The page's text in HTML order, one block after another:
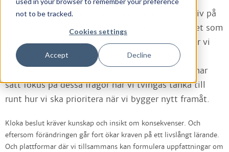
not to be tracked.
Cookies settings
Accept Decline
utvecklingen ändrar förutsättningarna för våra liv på
sätt som vi har svårt att förstå och i en hastighet som
svindlar. Och mitt i den här turbulensen behöver vi
alla vara med och påverka hur vi vill ha det i
framtiden. Inte minst den pågående pandemin har
satt fokus på dessa frågor när vi tvingas tänka till
runt hur vi ska prioritera när vi bygger nytt framåt.
Kloka beslut kräver kunskap och insikt om konsekvenser. Och
eftersom förändringen går fort ökar kraven på ett livslångt lärande.
Och plattformar där vi tillsammans kan formulera uppfattningar om